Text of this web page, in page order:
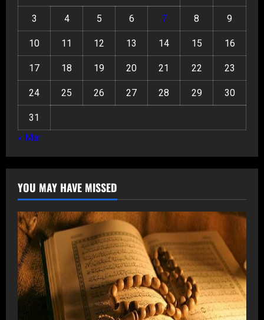
3 4 5 6 7 8 9
10 11 12 13 14 15 16
17 18 19 20 21 22 23
24 25 26 27 28 29 30
31
« Mar
YOU MAY HAVE MISSED